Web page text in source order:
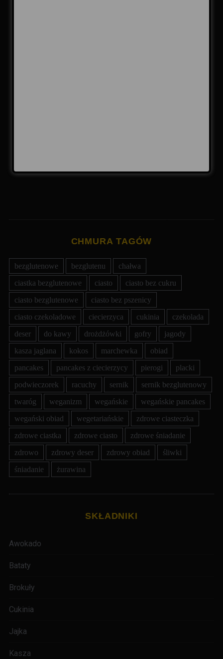
CHMURA TAGÓW
bezglutenowe bezglutenu
chałwa
ciastka bezglutenowe
ciasto
ciasto bez cukru
ciasto bezglutenowe
ciasto bez pszenicy
ciasto czekoladowe
ciecierzyca cukinia
czekolada
deser
do kawy drożdżówki gofry
jagody
kasza jaglana
kokos marchewka
obiad
pancakes
pancakes z ciecierzycy pierogi
placki
podwieczorek
racuchy sernik
sernik bezglutenowy
twaróg
weganizm wegańskie
wegańskie pancakes
wegański obiad
wegetariańskie
zdrowe ciasteczka
zdrowe ciastka
zdrowe ciasto
zdrowe śniadanie
zdrowo
zdrowy deser zdrowy obiad
śliwki
śniadanie
żurawina
SKŁADNIKI
Awokado
Bataty
Brokuły
Cukinia
Jajka
Kasza